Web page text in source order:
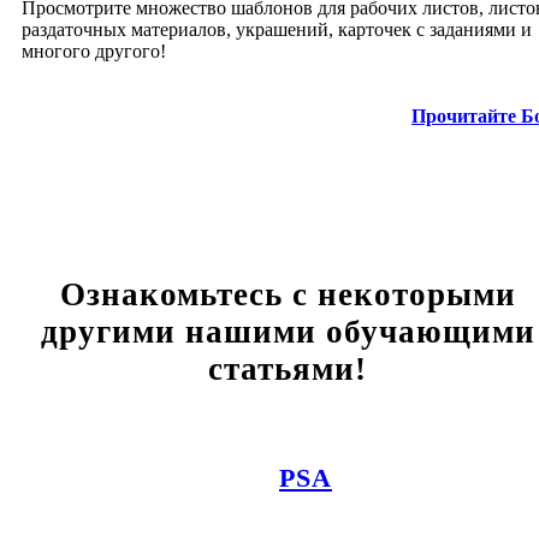
Просмотрите множество шаблонов для рабочих листов,
раздаточных материалов, украшений, карточек с заданиями и
многого другого!
Прочитайте
Ознакомьтесь с некоторыми
другими нашими обучающими
статьями!
PSA